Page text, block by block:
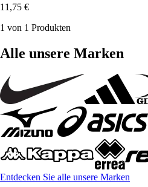
11,75 €
1 von 1 Produkten
Alle unsere Marken
Entdecken Sie alle unsere Marken